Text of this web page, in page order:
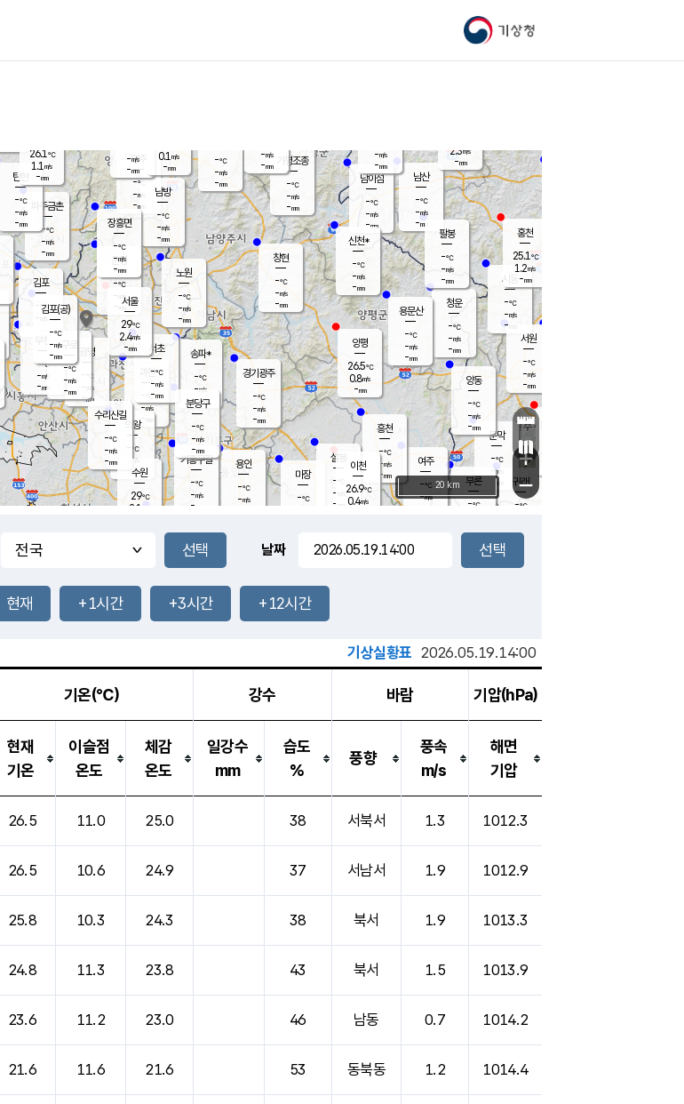
기상청
문막
-℃
-m/s
mm
남이섬
-℃
-m/s
-mm
양주
-℃
-m/s
-mm
부론
-℃
과천
- ℃
-m/s
- mm
남산
-℃
-m/s
-mm
-mm
청운
-℃
-m/s
-mm
팔봉
-℃
-m/s
-mm
-mm
용인
-℃
-m/s
여주
-℃
-m/s
양동
-℃
-m/s
-mm
경기광주
-℃
-m/s
-mm
장호원
-m/s
-mm
℃
파주금촌
-℃
-m/s
-mm
가평조종
-℃
-m/s
-mm
-℃
-m/s
-mm
신천*
-℃
-m/s
-mm
창현
-℃
-m/s
-mm
탄현
-℃
-m/s
-mm
-m/s
-mm
- ℃
- m/s
-mm
흥천
-℃
-m/s
-mm
마장
-℃
의왕
- ℃
m/s
mm
김포
- ℃
-m/s
설봉
-
-m/s
- mm
광명
- ℃
-m/s
-mm
부천
-℃
-m/s
-mm
-mm
구로
-℃
-m/s
-mm
은평
-℃
-m/s
- mm
노원
-℃
-m/s
-mm
송파*
-℃
-m/s
-mm
서초
-℃
-m/s
-mm
남방
-℃
-m/s
-mm
기흥구갈
-℃
-m/s
-
수리산길
-℃
-m/s
-mm
분당구
-℃
-m/s
-mm
장흥면
-℃
-m/s
-mm
-m/s
-mm
시동
-℃
-m/s
- mm
귀래
-℃
서원
-℃
-m/s
-mm
용문산
-℃
-m/s
-mm
김포(공)
-℃
-m/s
-mm
홍천
25.1℃
1.2m/s
-mm
이천
26.9℃
0.4m/s
양평
26.5℃
0.8m/s
-mm
수원
29℃
2.1 m/s
서울
29℃
2.4m/s
-mm
2.3m/s
-mm
26.1℃
1.1 m/s
-mm
0.1 m/s
-mm
+
−
20 km
날짜
현재 +1시간 +3시간 +12시간
기상실황표 2026.05.19.14:00
기온(℃) 강수 바람 기압(hPa)
현재
기온
이슬점
온도
체감
온도
일강수
mm
습도
%
풍향
풍속
m/s
해면
기압
26.5 11.0 25.0 38 서북서 1.3 1012.3
26.5 10.6 24.9 37 서남서 1.9 1012.9
25.8 10.3 24.3 38 북서 1.9 1013.3
24.8 11.3 23.8 43 북서 1.5 1013.9
23.6 11.2 23.0 46 남동 0.7 1014.2
21.6 11.6 21.6 53 동북동 1.2 1014.4